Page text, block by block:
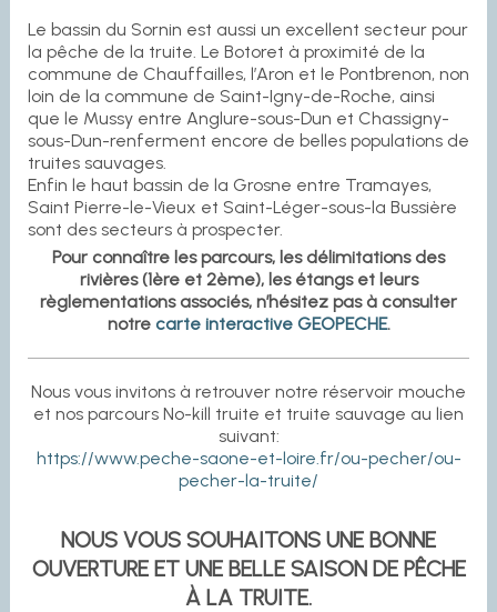
Le bassin du Sornin est aussi un excellent secteur pour
la pêche de la truite. Le Botoret à proximité de la
commune de Chauffailles, l’Aron et le Pontbrenon, non
loin de la commune de Saint-Igny-de-Roche, ainsi
que le Mussy entre Anglure-sous-Dun et Chassigny-
sous-Dun-renferment encore de belles populations de
truites sauvages.
Enfin le haut bassin de la Grosne entre Tramayes,
Saint Pierre-le-Vieux et Saint-Léger-sous-la Bussière
sont des secteurs à prospecter.
Pour connaître les parcours, les délimitations des
rivières (1ère et 2ème), les étangs et leurs
règlementations associés, n’hésitez pas à consulter
notre carte interactive GEOPECHE.
Nous vous invitons à retrouver notre réservoir mouche
et nos parcours No-kill truite et truite sauvage au lien
suivant:
https://www.peche-saone-et-loire.fr/ou-pecher/ou-
pecher-la-truite/
NOUS VOUS SOUHAITONS UNE BONNE
OUVERTURE ET UNE BELLE SAISON DE PÊCHE
À LA TRUITE.